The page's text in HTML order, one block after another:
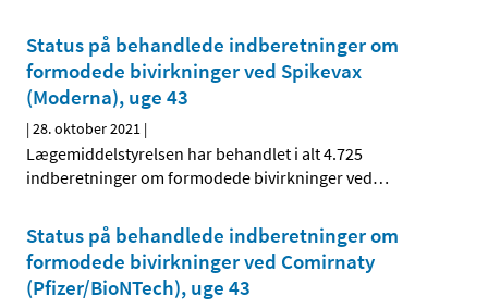
Status på behandlede indberetninger om
formodede bivirkninger ved Spikevax
(Moderna), uge 43
|28. oktober 2021 |
Lægemiddelstyrelsen har behandlet i alt 4.725
indberetninger om formodede bivirkninger ved…
Status på behandlede indberetninger om
formodede bivirkninger ved Comirnaty
(Pfizer/BioNTech), uge 43